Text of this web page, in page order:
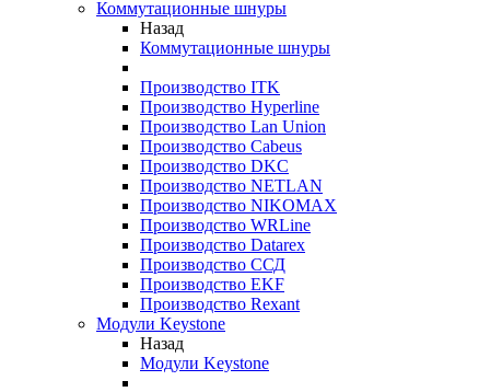
Коммутационные шнуры
Назад
Коммутационные шнуры
Производство ITK
Производство Hyperline
Производство Lan Union
Производство Cabeus
Производство DKC
Производство NETLAN
Производство NIKOMAX
Производство WRLine
Производство Datarex
Производство ССД
Производство EKF
Производство Rexant
Модули Keystone
Назад
Модули Keystone